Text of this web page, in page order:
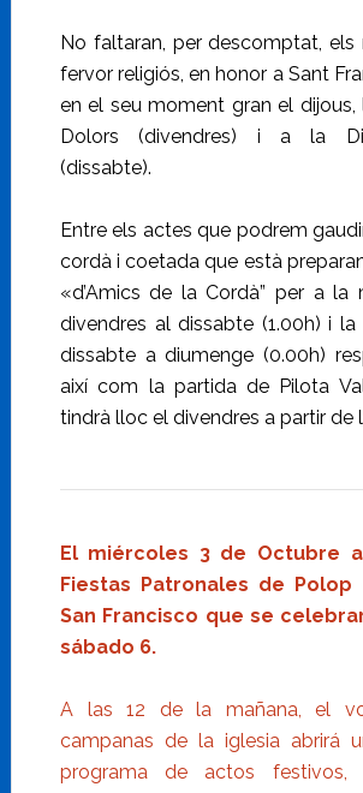
No faltaran, per descomptat,
fervor religiós, en honor a Sant
en el seu moment gran el dijous,
Dolors (divendres) i a la
(dissabte).
Entre els actes que podrem
cordà i coetada que està
«d’Amics de la Cordà” per a la
divendres al dissabte (1.00h) i
dissabte a diumenge (0.00h)
així com la partida de Pilota
tindrà lloc el divendres a partir de
El miércoles 3 de Octubre
Fiestas Patronales de
San Francisco que se
sábado 6.
A las 12 de la mañana, el
campanas de la iglesia abrirá
programa de actos festivos,